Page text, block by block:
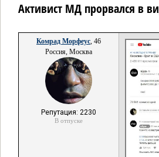
Активист МД прорвался в
Комрад Морфеус, 46
Россия, Москва
Репутация: 2230
В отпуске